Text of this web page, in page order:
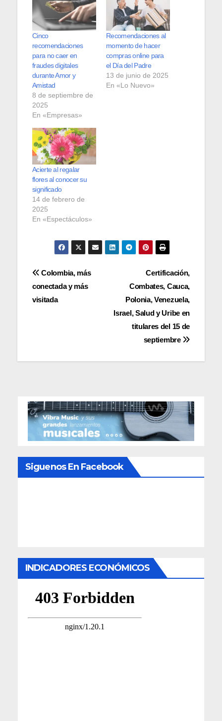
Cinco
recomendaciones
para no caer en
fraudes digitales
durante Amor y
Amistad
8 de septiembre de
2025
En «Empresas»
Recomendaciones al
momento de hacer
compras online para
el Día del Padre
13 de junio de 2025
En «Lo Nuevo»
Acierte al regalar
flores al conocer su
significado
14 de febrero de
2025
En «Espectáculos»
Navegación
de
Certificación,
Combates, Cauca,
Polonia, Venezuela,
Israel, Salud y Uribe en
titulares del 15 de
septiembre
Colombia, más
conectada y más
visitada
Siguenos En Facebook
INDICADORES ECONÓMICOS